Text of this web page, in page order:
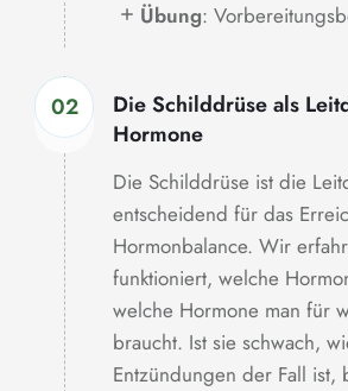
Übung:
02
Die Schilddrüse als
Hormone
Die Schilddrüse ist die
entscheidend für das
Hormonbalance. Wir
funktioniert, welche
welche Hormone man für
braucht. Ist sie schwach,
Entzündungen der Fall ist,